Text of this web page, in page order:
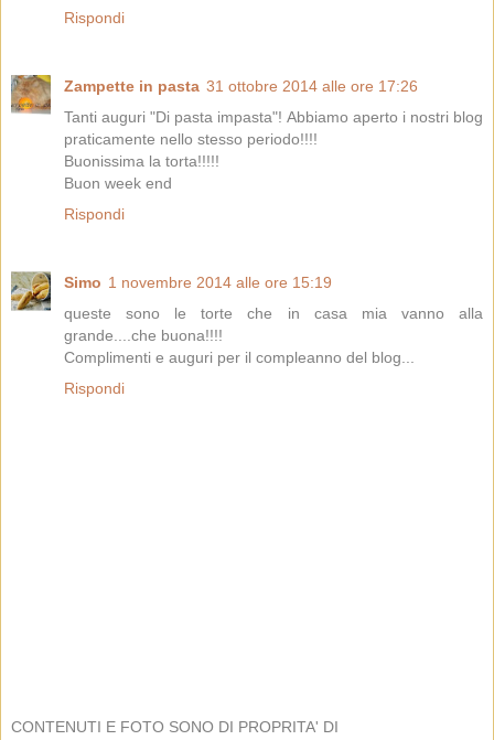
Rispondi
Zampette in pasta 31 ottobre 2014 alle ore 17:26
Tanti auguri "Di pasta impasta"! Abbiamo aperto i nostri blog
praticamente nello stesso periodo!!!!
Buonissima la torta!!!!!
Buon week end
Rispondi
Simo 1 novembre 2014 alle ore 15:19
queste sono le torte che in casa mia vanno alla
grande....che buona!!!!
Complimenti e auguri per il compleanno del blog...
Rispondi
CONTENUTI E FOTO SONO DI PROPRITA' DI